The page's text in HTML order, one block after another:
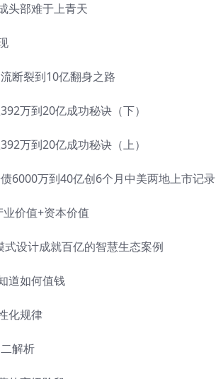
头部难于上青天
断裂到10亿翻身之路
万到20亿成功秘诀（下）
万到20亿成功秘诀（上）
6000万到40亿创6个月中美两地上市记录
价值+资本价值
设计成就百亿的智慧生态案例
道如何值钱
化规律
解析